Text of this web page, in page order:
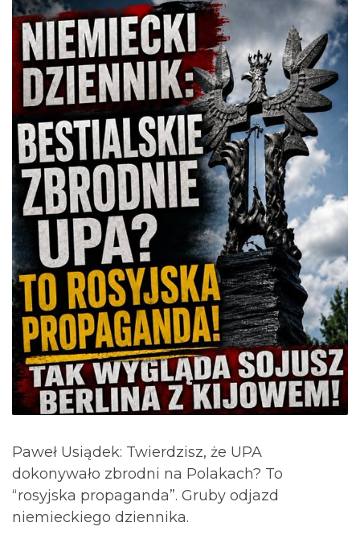
Paweł Usiądek: Twierdzisz, że UPA
dokonywało zbrodni na Polakach? To
“rosyjska propaganda”. Gruby odjazd
niemieckiego dziennika.